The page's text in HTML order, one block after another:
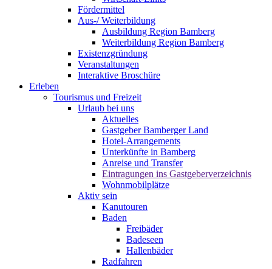
Fördermittel
Aus-/ Weiterbildung
Ausbildung Region Bamberg
Weiterbildung Region Bamberg
Existenzgründung
Veranstaltungen
Interaktive Broschüre
Erleben
Tourismus und Freizeit
Urlaub bei uns
Aktuelles
Gastgeber Bamberger Land
Hotel-Arrangements
Unterkünfte in Bamberg
Anreise und Transfer
Eintragungen ins Gastgeberverzeichnis
Wohnmobilplätze
Aktiv sein
Kanutouren
Baden
Freibäder
Badeseen
Hallenbäder
Radfahren